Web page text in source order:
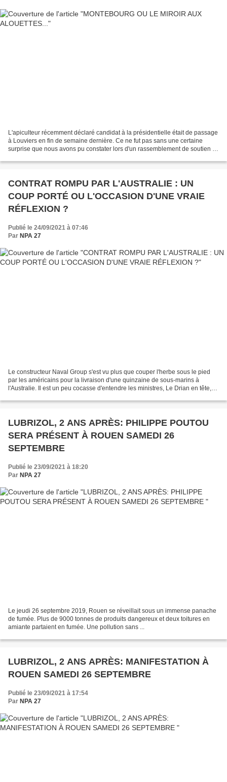
L'apiculteur récemment déclaré candidat à la présidentielle était de passage
à Louviers en fin de semaine dernière. Ce ne fut pas sans une certaine
surprise que nous avons pu constater lors d'un rassemblement de soutien la
CONTRAT ROMPU PAR L'AUSTRALIE : UN
COUP PORTÉ OU L'OCCASION D'UNE VRAIE
RÉFLEXION ?
Publié le 24/09/2021 à 07:46
Par NPA 27
Le constructeur Naval Group s'est vu plus que couper l'herbe sous le pied
par les américains pour la livraison d'une quinzaine de sous-marins à
l'Australie. Il est un peu cocasse d'entendre les ministres, Le Drian en tête,
LUBRIZOL, 2 ANS APRÈS: PHILIPPE POUTOU
SERA PRÉSENT À ROUEN SAMEDI 26
SEPTEMBRE
Publié le 23/09/2021 à 18:20
Par NPA 27
Le jeudi 26 septembre 2019, Rouen se réveillait sous un immense panache
de fumée. Plus de 9000 tonnes de produits dangereux et deux toitures en
amiante partaient en fumée. Une pollution sans ...
LUBRIZOL, 2 ANS APRÈS: MANIFESTATION À
ROUEN SAMEDI 26 SEPTEMBRE
Publié le 23/09/2021 à 17:54
Par NPA 27